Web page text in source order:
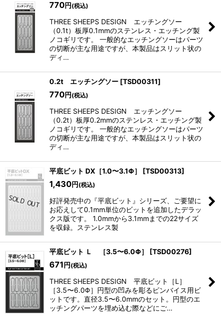
770円 (税込)
THREE SHEEPS DESIGN エッチングソー
（0.1t）板厚0.1mmのステンレス・エッチング製
ノコギリです。 一般的なエッチングソーはパーツ
の切断が主な用途ですが、本製品はスリット状の
ディ…
0.2t エッチングソー [TSD00311]
770円 (税込)
THREE SHEEPS DESIGN エッチングソー
（0.2t）板厚0.2mmのステンレス・エッチング製
ノコギリです。 一般的なエッチングソーはパーツ
の切断が主な用途ですが、本製品はスリット状の
ディ…
平底ビット DX［1.0〜3.1Φ］ [TSD00313]
1,430円 (税込)
好評発売中の『平底ビット』シリーズ、ご要望に
お応えして0.1mm単位のビットを追加したデラッ
クス版です。 1.0mmから3.1mmまでの22サイズ
を収録。ステンレス製
平底ビット Ｌ ［3.5〜6.0Φ］ [TSD00276]
671 円 (税込)
THREE SHEEPS DESIGN 平底ビット［L］
［3.5〜6.0Φ］円型の凹みを彫るピンバイス用ビ
ットです。直径3.5〜6.0mmのセット。円型のエ
ッチングパーツを埋め込む際などにご…